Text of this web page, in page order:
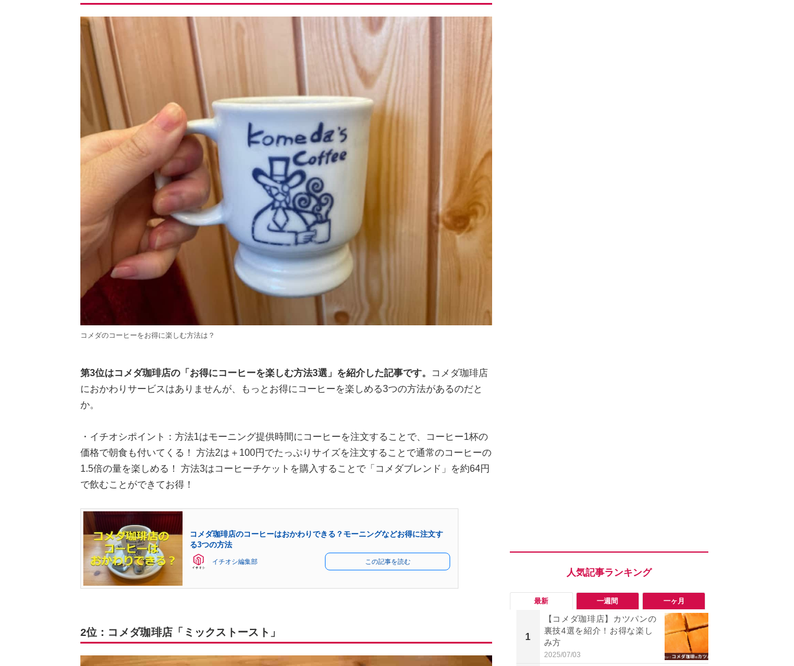
コメダのコーヒーをお得に楽しむ方法は？
第3位はコメダ珈琲店の「お得にコーヒーを楽しむ方法3選」を紹介した記事です。
コメダ珈琲店
におかわりサービスはありませんが、もっとお得にコーヒーを楽しめる3つの方法があるのだと
か。
・イチオシポイント：方法1はモーニング提供時間にコーヒーを注文することで、コーヒー1杯の
価格で朝食も付いてくる！ 方法2は＋100円でたっぷりサイズを注文することで通常のコーヒーの
1.5倍の量を楽しめる！ 方法3はコーヒーチケットを購入することで「コメダブレンド」を約64円
で飲むことができてお得！
コメダ珈琲店のコーヒーはおかわりできる？モーニングなどお得に注文す
る3つの方法
イチオシ編集部 この記事を読む
2位：コメダ珈琲店「ミックストースト」
最新 一週間 一ヶ月
1
【コメダ珈琲店】カツパンの
裏技4選を紹介！お得な楽し
み方
2025/07/03